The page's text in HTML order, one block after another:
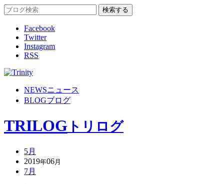
Facebook
Twitter
Instagram
RSS
NEWSニュース
BLOGブログ
TRILOG トリログ
5月
2019年06 月
7月